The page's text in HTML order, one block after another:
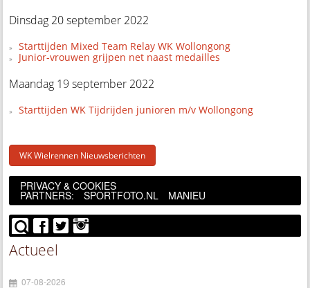
Dinsdag 20 september 2022
Starttijden Mixed Team Relay WK Wollongong
Junior-vrouwen grijpen net naast medailles
Maandag 19 september 2022
Starttijden WK Tijdrijden junioren m/v Wollongong
WK Wielrennen Nieuwsberichten
PRIVACY & COOKIES
PARTNERS: SPORTFOTO.NL MANIEU
Actueel
07-08-2026